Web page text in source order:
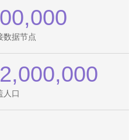
数据节点
人口